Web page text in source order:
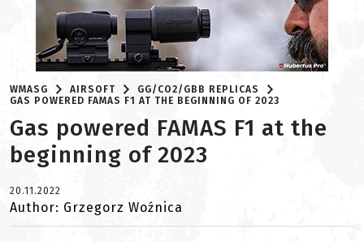
WMASG AIRSOFT
GG/CO2/GBB REPLICAS
GAS POWERED FAMAS F1 AT THE BEGINNING OF 2023
Gas powered FAMAS F1 at the
beginning of 2023
20.11.2022
Author: Grzegorz Woźnica